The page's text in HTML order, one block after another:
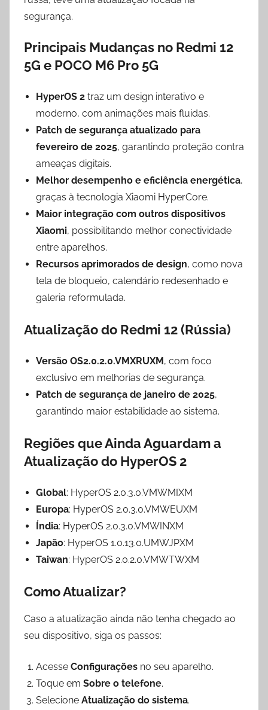
segurança.
Principais Mudanças no Redmi 12
5G e POCO M6 Pro 5G
HyperOS 2 traz um design interativo e
moderno, com animações mais fluidas.
Patch de segurança atualizado para
fevereiro de 2025, garantindo proteção contra
ameaças digitais.
Melhor desempenho e eficiência energética,
graças à tecnologia Xiaomi HyperCore.
Maior integração com outros dispositivos
Xiaomi, possibilitando melhor conectividade
entre aparelhos.
Recursos aprimorados de design, como nova
tela de bloqueio, calendário redesenhado e
galeria reformulada.
Atualização do Redmi 12 (Rússia)
Versão OS2.0.2.0.VMXRUXM , com foco
exclusivo em melhorias de segurança.
Patch de segurança de janeiro de 2025,
garantindo maior estabilidade ao sistema.
Regiões que Ainda Aguardam a
Atualização do HyperOS 2
Global: HyperOS 2.0.3.0.VMWMIXM
Europa: HyperOS 2.0.3.0.VMWEUXM
Índia: HyperOS 2.0.3.0.VMWINXM
Japão: HyperOS 1.0.13.0.UMWJPXM
Taiwan: HyperOS 2.0.2.0.VMWTWXM
Como Atualizar?
Caso a atualização ainda não tenha chegado ao
seu dispositivo, siga os passos:
Acesse Configurações no seu aparelho.
Toque em Sobre o telefone.
Selecione Atualização do sistema.